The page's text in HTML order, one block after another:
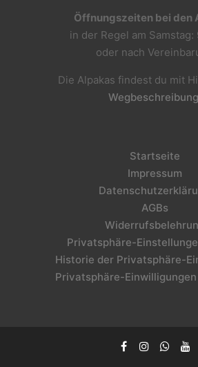
Öffnungszeiten bei den
in der Regel am Samstag:
oder nach
Die Alpakas findest du mit
Wegbeschreibung
Startseite
Impressum
AGBs
Privatsphäre-
Historie der Privatsphäre-
Privatsphäre-